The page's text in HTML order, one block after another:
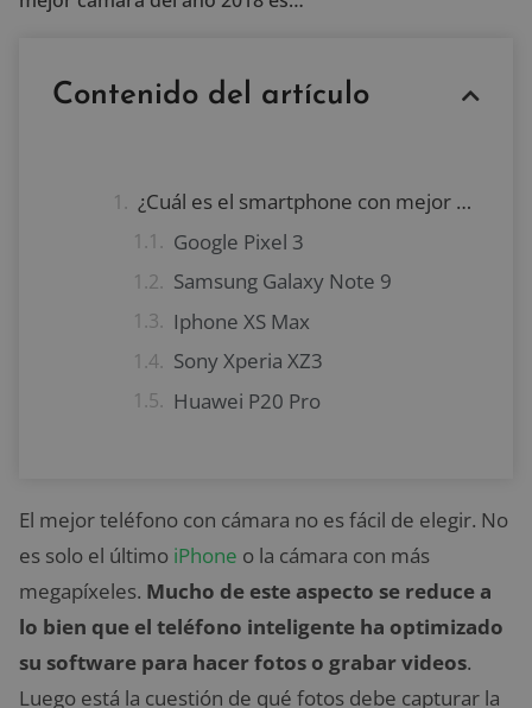
Contenido del artículo
¿Cuál es el smartphone con mejor cámara del año 2018?
Google Pixel 3
Samsung Galaxy Note 9
Iphone XS Max
Sony Xperia XZ3
Huawei P20 Pro
El mejor teléfono con cámara no es fácil de elegir. No
es solo el último iPhone o la cámara con más
megapíxeles. Mucho de este aspecto se reduce a
lo bien que el teléfono inteligente ha optimizado
su software para hacer fotos o grabar videos.
Luego está la cuestión de qué fotos debe capturar la